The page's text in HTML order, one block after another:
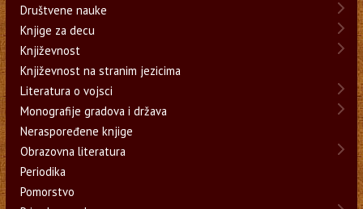
Društvene nauke
Knjige za decu
Književnost
Književnost na stranim jezicima
Literatura o vojsci
Monografije gradova i država
Neraspoređene knjige
Obrazovna literatura
Periodika
Pomorstvo